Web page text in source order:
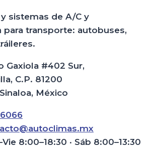
sistemas de A/C y
para transporte: autobuses,
Gaxiola #402 Sur,
C.P. 81200
México
8:00–18:30 · Sáb 8:00–13:30